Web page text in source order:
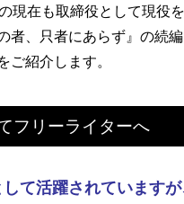
現在も取締役として現役を
者、只者にあらず』の続
ご紹介します。
フリーライターへ
て活躍されています